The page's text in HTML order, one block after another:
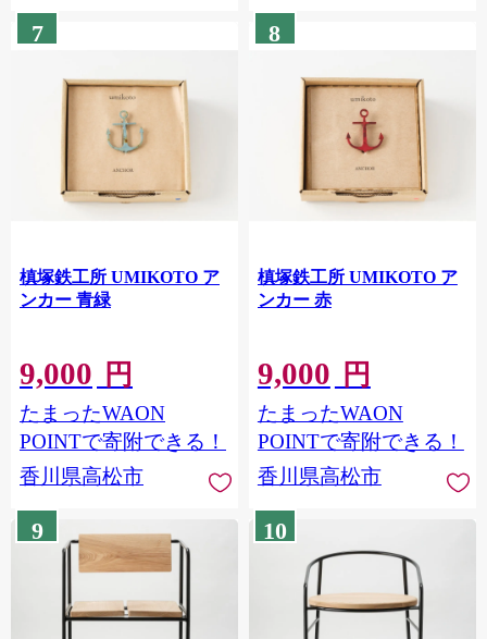
7
槙塚鉄工所 UMIKOTO ア
ンカー 青緑
9,000 円
たまったWAON
POINTで寄附できる！
香川県高松市
8
槙塚鉄工所 UMIKOTO ア
ンカー 赤
9,000 円
たまったWAON
POINTで寄附できる！
香川県高松市
9 10